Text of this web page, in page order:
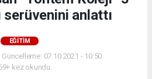
serüvenini anlattı
EĞITIM
Güncelleme: 07.10.2021 - 10:50
kez okundu.